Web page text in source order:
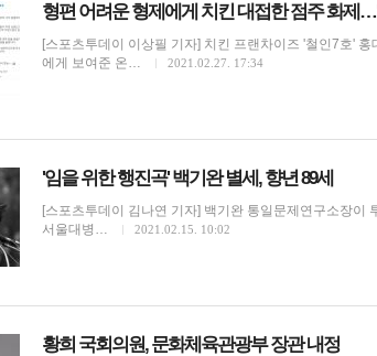
형편 어려운 형제에게 치킨 대접한 점주 화제
[스포츠투데이 이상필 기자] 치킨 프랜차이즈 '철인7호'
에게 보여준 온…
2021.02.27. 17:34
'임을 위한 행진곡' 백기완 별세, 향년 89세
[스포츠투데이 김나연 기자] 백기완 통일문제연구소장이
서울대병…
2021.02.15. 10:02
황희 국회의원, 문화체육관광부 장관 내정